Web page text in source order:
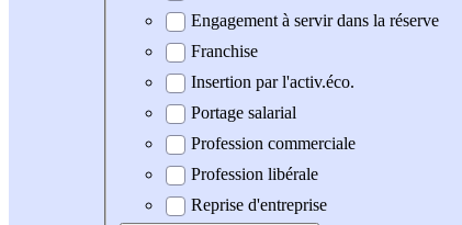
Engagement à servir dans la réserve
Franchise
Insertion par l'activ.éco.
Portage salarial
Profession commerciale
Profession libérale
Reprise d'entreprise